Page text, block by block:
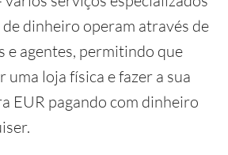
dinheiro operam através de
e agentes, permitindo que
uma loja física e fazer a sua
EUR pagando com dinheiro